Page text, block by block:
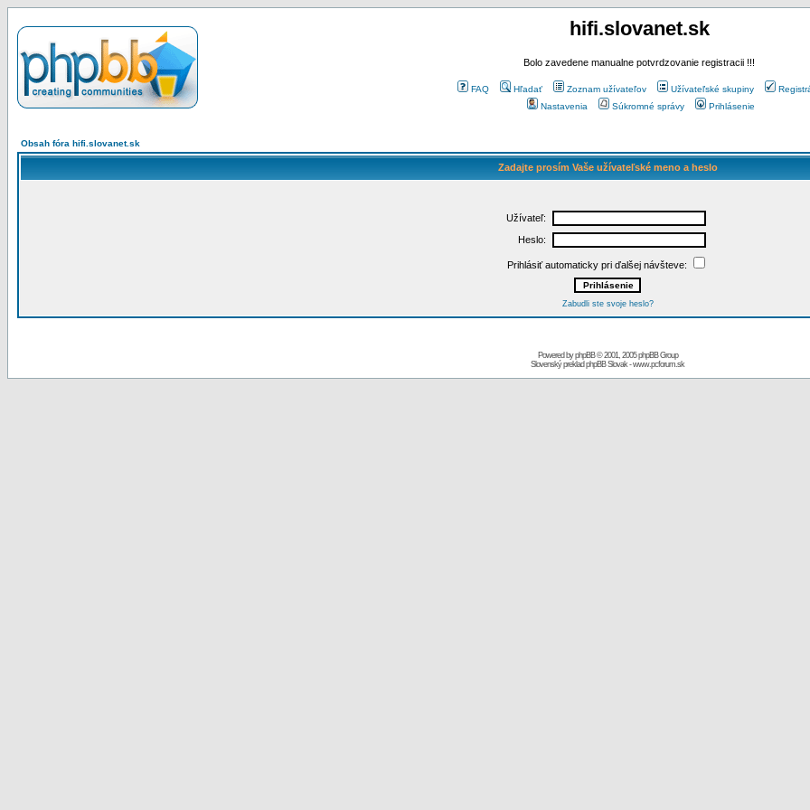
hifi.slovanet.sk
Bolo zavedene manualne potvrdzovanie registracii !!!
FAQ Hľadať Zoznam užívateľov Užívateľské skupiny
Nastavenia
Súkromné správy Prihlásenie
Obsah fóra hifi.slovanet.sk
Zadajte prosím Vaše užívateľské meno a heslo
Užívateľ:
Heslo:
Prihlásiť automaticky pri ďalšej návšteve:
Zabudli ste svoje heslo?
Powered byphpBB© 2001, 2005 phpBB Group
Slovenský preklad phpBB Slovak-www.pcforum.sk